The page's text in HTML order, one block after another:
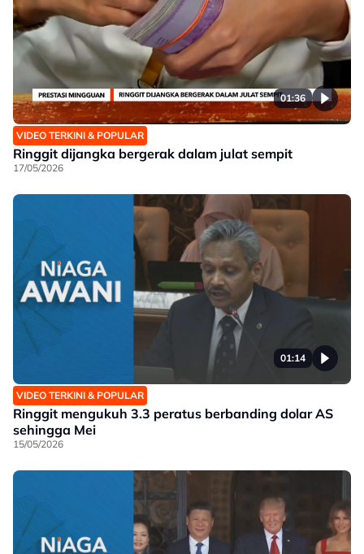
01:36
VIDEO TERKINI & POPULAR
Ringgit dijangka bergerak dalam julat sempit
17/05/2026
01:14
VIDEO TERKINI & POPULAR
Ringgit mengukuh 3.3 peratus berbanding dolar AS
sehingga Mei
15/05/2026